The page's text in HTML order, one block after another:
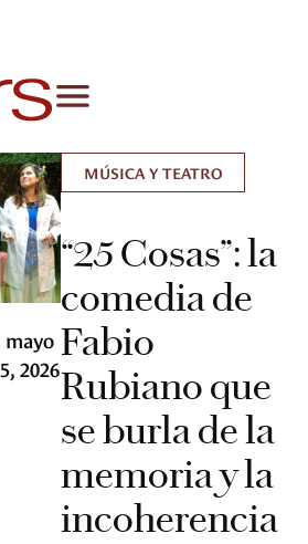
mayo
5, 2026
MÚSICA Y TEATRO
“25 Cosas”: la
comedia de
Fabio
Rubiano que
se burla de la
memoria y la
incoherencia